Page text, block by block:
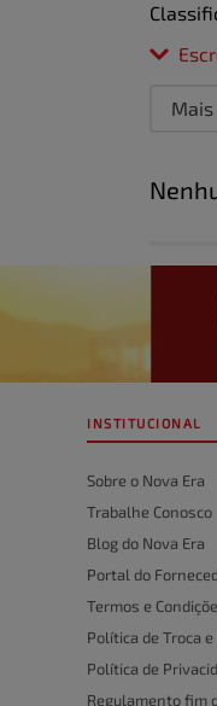
INSTITUCIONAL
Sobre o Nova Era
Trabalhe Conosco
Blog do Nova Era
Portal do
Termos e
Política de Troca
Política de
Regulamento fim